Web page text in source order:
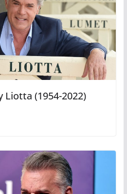
Liotta (1954-2022)